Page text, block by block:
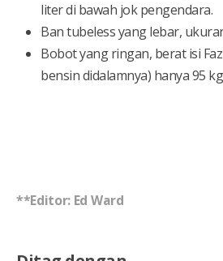
liter di bawah jok pengendara.
Ban tubeless yang lebar,
Bobot yang ringan, berat isi
bensin didalamnya) hanya 95
**Editor: Ed Ward